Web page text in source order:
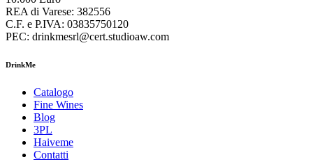
REA di Varese: 382556
C.F. e P.IVA: 03835750120
PEC: drinkmesrl@cert.studioaw.com
DrinkMe
Catalogo
Fine Wines
Blog
3PL
Haiveme
Contatti